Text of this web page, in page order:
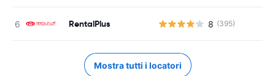
RentalPlus 8 (395)
Mostra tutti i locatori